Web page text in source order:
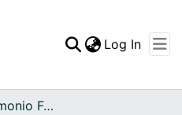
Log In
Archivo del Patrimonio Fotográfico y Fílmico del Valle del Cauca